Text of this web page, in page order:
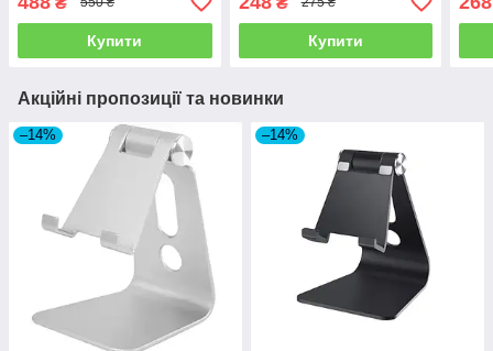
комплект 2 шт.
Купити Купити
Акційні пропозиції та новинки
–14% –14%